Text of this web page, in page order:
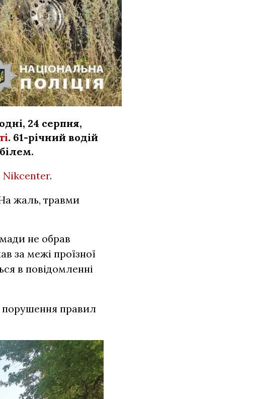
24 серпня,
. 61-річний водій
Nikcenter.
На жаль, травми
не обрав
за межі проїзної
в повідомленні
порушення правил